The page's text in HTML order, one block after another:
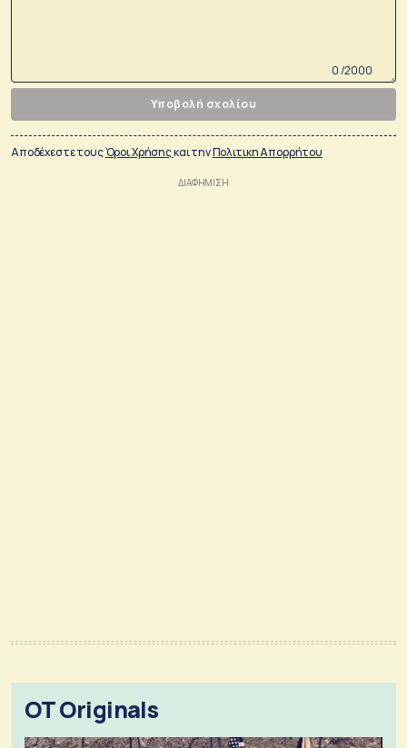
0 /2000
Υποβολή σχολίου
Αποδέχεστε τουςΌροι Χρήσηςκαι τηνΠολιτικη Απορρήτου
OT Originals